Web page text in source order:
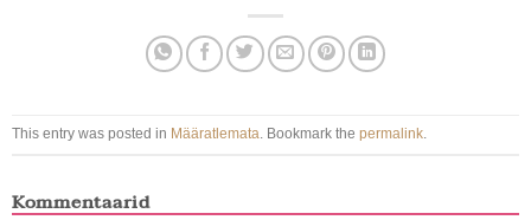
This entry was posted in Määratlemata . Bookmark the permalink.
Kommentaarid